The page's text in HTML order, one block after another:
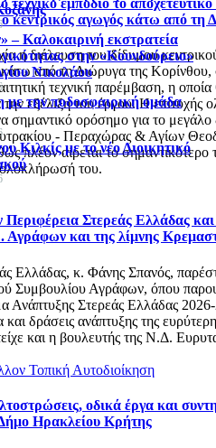
εμπόδιο το αποχετευτικό
κεντρικός αγωγός κάτω από τη
η διέλευση του δίδυμου
από τη Διώρυγα της Κορίνθου,
τεχνική παρέμβαση, η
την εξέλιξη του έργου. Η επιτυχής
σημαντικό ορόσημο για το
- Περαχώρας & Αγίων
πλέον αίρεται το σημαντικότερο
ολοκλήρωσή του.
Στερεάς Ελλάδας
και της λίμνης
Ελλάδας, κ. Φάνης Σπανός,
Συμβουλίου Αγράφων, όπου
Ανάπτυξης Στερεάς Ελλάδας
και δράσεις ανάπτυξης της
και η βουλευτής της Ν.Δ.
Τοπική Αυτοδιοίκηση
οδικά έργα και
Ηρακλείου Κρήτης
– Καλοκαιρινή εκστρατεία
στην «Κουνδούρειο»
Νικολάου
την ποδοσφαιρική ομάδα
Κιλκίς με το νέο Διοικητικό